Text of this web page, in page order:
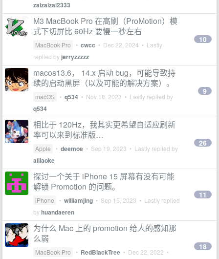
zaizaizai2333
M3 MacBook Pro 在高刷（ProMotion）模
式下切屏比 60Hz 要慢一秒左右
MacBook Pro • cwcc • Dec 22, 2024 • Lastly
replied by jerryzzzzz
10
macos13.6， 14.x 启动 bug，可能导致持
续的启动黑屏（以及可能的解决方案）。
macOS • q534 • Nov 18, 2023 • Lastly replied by
q534
9
相比于 120Hz，我其实更希望自适应刷新
率可以来到标准版…
Apple • deemoe • Sep 19, 2023 • Lastly replied by
ailiaoke
26
探讨一个关于 iPhone 15 屏幕有没有可能
解锁 Promotion 的问题。
iPhone • williamjing • Sep 15, 2023 • Lastly replied
byhuandaeren
11
为什么 Mac 上的 promotion 给人的感知那
么弱
MacBook Pro • RedBlackTree • Dec 22, 2022 •
18